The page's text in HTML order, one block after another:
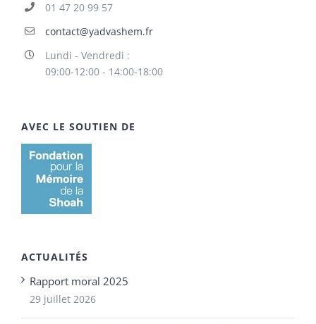
01 47 20 99 57
contact@yadvashem.fr
Lundi - Vendredi :
09:00-12:00 - 14:00-18:00
AVEC LE SOUTIEN DE
ACTUALITÉS
Rapport moral 2025
29 juillet 2026